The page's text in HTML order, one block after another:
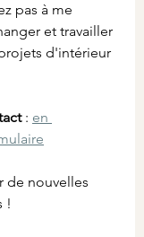
pas à me
et travailler
d'intérieur
: en
de nouvelles
!